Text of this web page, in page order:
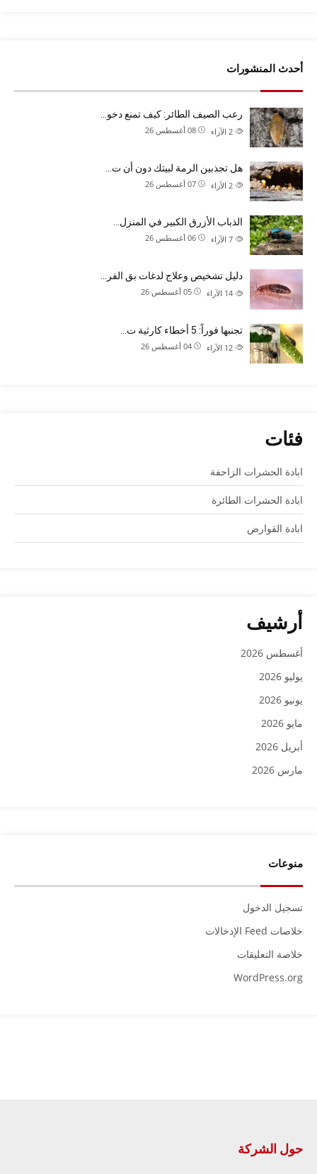
أحدث المنشورات
رعب الصيف الطائر: كيف تمنع دخو…
08 أغسطس 26 الآراء
هل تجذبين الرمة لبيتك دون أن ت…
07 أغسطس 26 الآراء
الذباب الأزرق الكبير في المنزل…
06 أغسطس 26 الآراء
دليل تشخيص وعلاج لدغات بق الفر…
05 أغسطس 26 الآراء
تجنبها فوراً: 5 أخطاء كارثية ت…
04 أغسطس 26 الآراء
فئات
ابادة الحشرات الزاحفة
ابادة الحشرات الطائرة
ابادة القوارض
أرشيف
أغسطس 2026
يوليو 2026
يونيو 2026
مايو 2026
أبريل 2026
مارس 2026
منوعات
تسجيل الدخول
خلاصات Feed الإدخالات
خلاصة التعليقات
WordPress.org
حول الشركة